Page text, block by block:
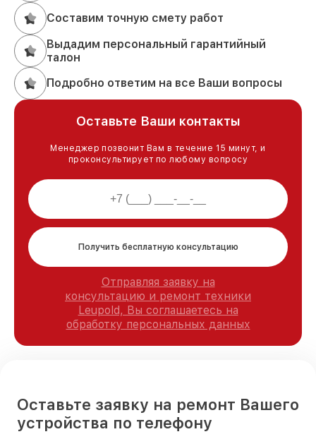
Составим точную смету работ
Выдадим персональный гарантийный
талон
Подробно ответим на все Ваши вопросы
Оставьте Ваши контакты
Менеджер позвонит Вам в течение 15 минут, и
проконсультирует по любому вопросу
Получить бесплатную консультацию
Отправляя заявку на
консультацию и ремонт техники
Leupold, Вы соглашаетесь на
обработку персональных данных
Оставьте заявку на ремонт Вашего
устройства по телефону